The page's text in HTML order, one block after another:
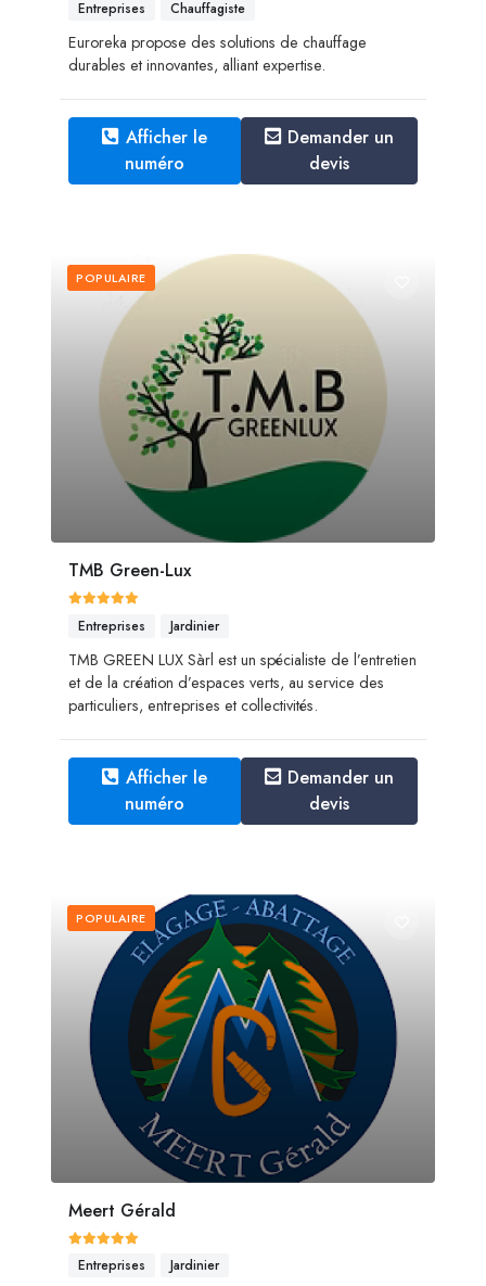
Entreprises Chauffagiste
Euroreka propose des solutions de chauffage
durables et innovantes, alliant expertise.
Afficher le
numéro
Demander un
devis
POPULAIRE
TMB Green-Lux
Entreprises Jardinier
TMB GREEN LUX Sàrl est un spécialiste de l’entretien
et de la création d’espaces verts, au service des
particuliers, entreprises et collectivités.
Afficher le
numéro
Demander un
devis
POPULAIRE
Meert Gérald
Entreprises Jardinier